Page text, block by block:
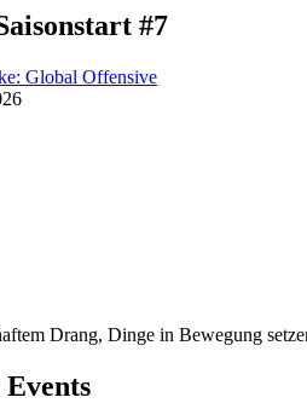
#7
Global Offensive
Drang, Dinge in Bewegung
Events